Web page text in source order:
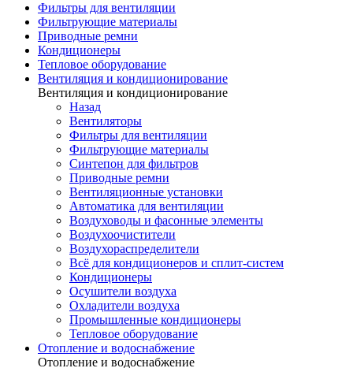
Фильтры для вентиляции
Фильтрующие материалы
Приводные ремни
Кондиционеры
Тепловое оборудование
Вентиляция и кондиционирование
Вентиляция и кондиционирование
Назад
Вентиляторы
Фильтры для вентиляции
Фильтрующие материалы
Синтепон для фильтров
Приводные ремни
Вентиляционные установки
Автоматика для вентиляции
Воздуховоды и фасонные элементы
Воздухоочистители
Воздухораспределители
Всё для кондиционеров и сплит-систем
Кондиционеры
Осушители воздуха
Охладители воздуха
Промышленные кондиционеры
Тепловое оборудование
Отопление и водоснабжение
Отопление и водоснабжение